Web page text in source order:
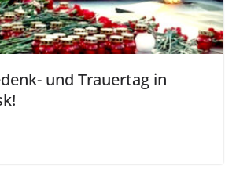
und Trauertag in